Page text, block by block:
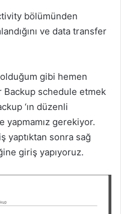
bölümünden
ve data transfer
gibi hemen
Backup schedule etmek
‘ın düzenli
yapmamız gerekiyor.
yaptıktan sonra sağ
giriş yapıyoruz.